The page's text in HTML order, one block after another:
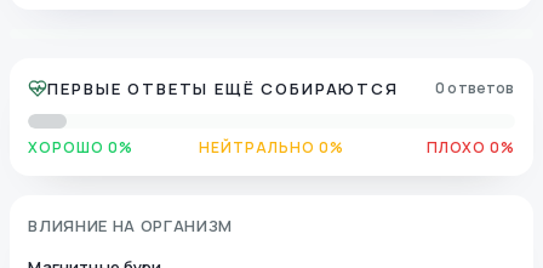
ПЕРВЫЕ ОТВЕТЫ ЕЩЁ СОБИРАЮТСЯ 0 ответов
ХОРОШО 0% НЕЙТРАЛЬНО 0% ПЛОХО 0%
ВЛИЯНИЕ НА ОРГАНИЗМ